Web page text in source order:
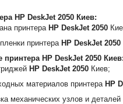
HP DeskJet 2050 Киев:
принтера HP DeskJet 2050
принтера HP DeskJet 2050
принтера HP DeskJet 2050 Киев:
HP DeskJet 2050 Киев;
материалов принтера HP
механических узлов и деталей